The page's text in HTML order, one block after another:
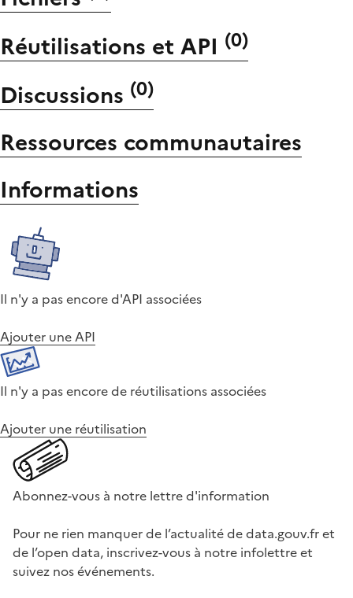
Réutilisations et API (0)
Discussions (0)
Ressources communautaires
Informations
Il n'y a pas encore d'API associées
Ajouter une API
Il n'y a pas encore de réutilisations associées
Ajouter une réutilisation
Abonnez-vous à notre lettre d'information
Pour ne rien manquer de l’actualité de data.gouv.fr et
de l’open data, inscrivez-vous à notre infolettre et
suivez nos événements.